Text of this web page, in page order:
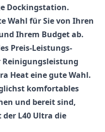
Dockingstation.
Wahl für Sie von Ihren
Ihrem Budget ab.
Preis-Leistungs-
Heat eine gute Wahl.
komfortables
und bereit sind,
L40 Ultra die